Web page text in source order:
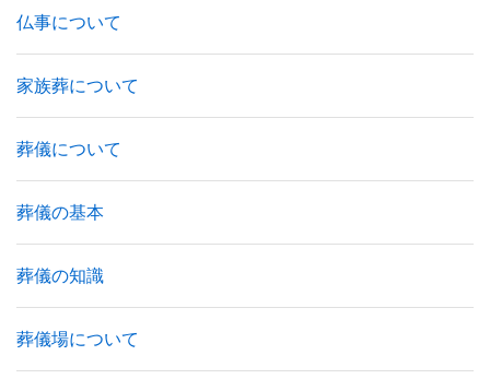
仏事について
家族葬について
葬儀について
葬儀の基本
葬儀の知識
葬儀場について